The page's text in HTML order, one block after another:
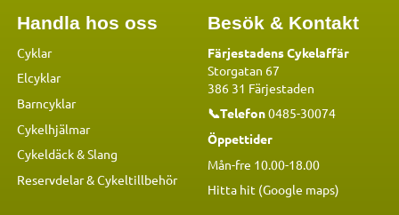
Handla hos oss
Cyklar
Elcyklar
Barncyklar
Cykelhjälmar
Cykeldäck & Slang
Reservdelar&Cykeltillbehör
Besök & Kontakt
Färjestadens Cykelaffär
Storgatan 67
386 31 Färjestaden
📞Telefon0485-30074
Öppettider
Mån-fre 10.00-18.00
Hitta hit (Google maps)